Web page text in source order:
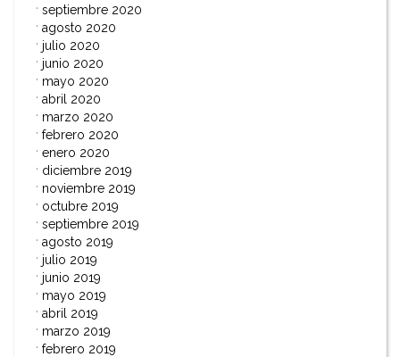
septiembre 2020
agosto 2020
julio 2020
junio 2020
mayo 2020
abril 2020
marzo 2020
febrero 2020
enero 2020
diciembre 2019
noviembre 2019
octubre 2019
septiembre 2019
agosto 2019
julio 2019
junio 2019
mayo 2019
abril 2019
marzo 2019
febrero 2019